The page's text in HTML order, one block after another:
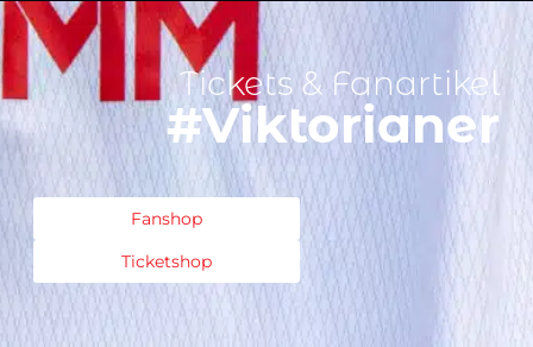
Tickets & Fanartikel
#Viktorianer
Fanshop
Ticketshop